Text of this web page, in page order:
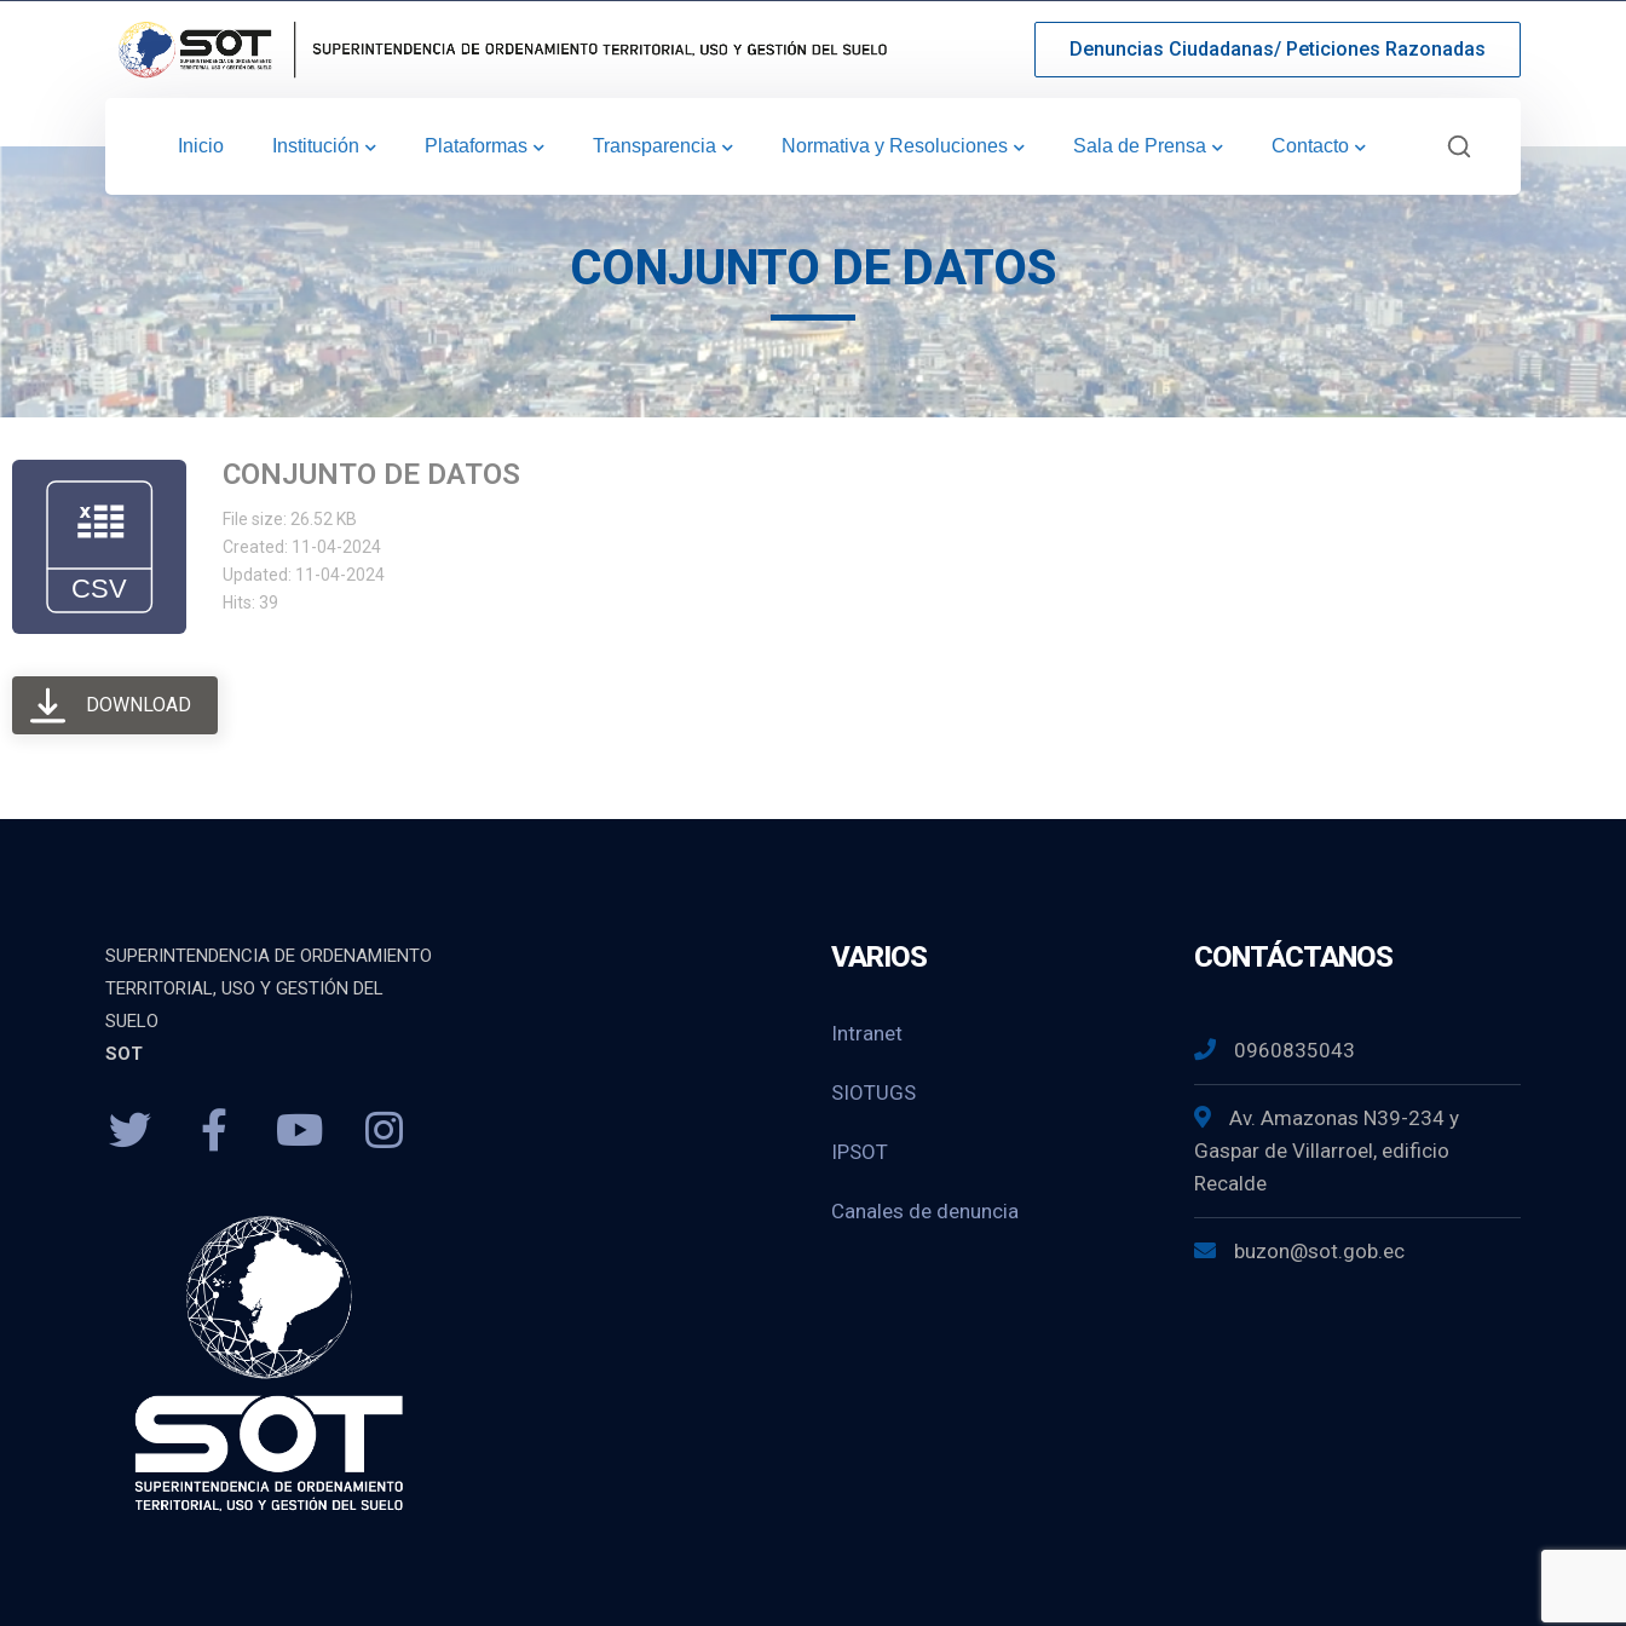
Denuncias Ciudadanas/ Peticiones Razonadas
Inicio Institución Plataformas Transparencia Normativa y Resoluciones Sala de Prensa Contacto
CONJUNTO DE DATOS
CONJUNTO DE DATOS
File size: 26.52 KB
Created: 11-04-2024
Updated: 11-04-2024
Hits: 39
DOWNLOAD
SUPERINTENDENCIA DE ORDENAMIENTO
TERRITORIAL, USO Y GESTIÓN DEL
SUELO
SOT
VARIOS
Intranet
SIOTUGS
IPSOT
Canales de denuncia
CONTÁCTANOS
0960835043
Av. Amazonas N39-234 y
Gaspar de Villarroel, edificio
Recalde
buzon@sot.gob.ec